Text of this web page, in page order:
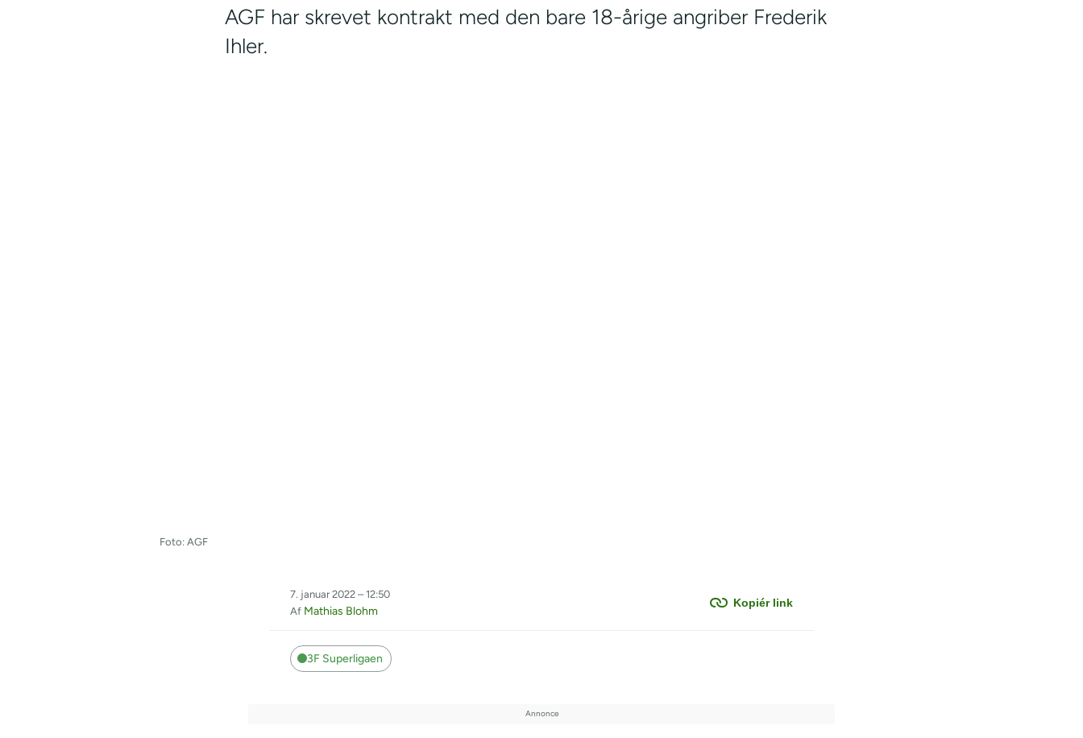
AGF har skrevet kontrakt med den bare 18-årige angriber Frederik
Ihler.
Foto: AGF
Kopiér link
7. januar 2022 – 12:50
Af Mathias Blohm
3F Superligaen